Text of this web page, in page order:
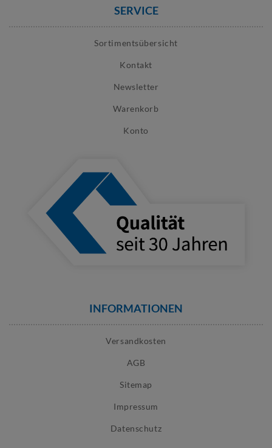
SERVICE
Sortimentsübersicht
Kontakt
Newsletter
Warenkorb
Konto
INFORMATIONEN
Versandkosten
AGB
Sitemap
Impressum
Datenschutz